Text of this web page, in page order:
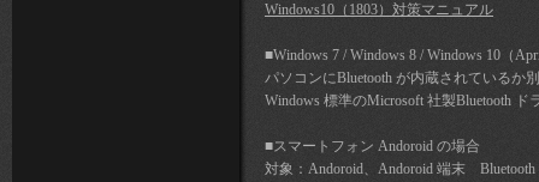
Windows10（1803）対策マニュアル
■Windows 7 / Windows 8 / Windows 10（
パソコンにBluetooth が内蔵されているか
Windows 標準のMicrosoft 社製Bluetooth
■スマートフォン Andoroid の場合
対象：Andoroid、Andoroid 端末